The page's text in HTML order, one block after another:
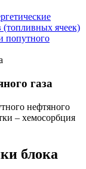
(топливных ячеек)
попутного
газа
нефтяного
– хемосорбция
блока